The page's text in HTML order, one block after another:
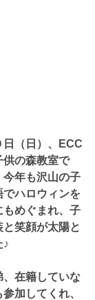
日（日）、ECC
供の森教室で
今年も沢山の子
でハロウィンを
めぐまれ、子
笑顔が太陽と
♪
在籍していな
加してくれ、